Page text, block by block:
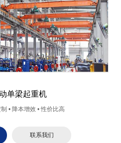
单梁起重机
• 降本增效 • 性价比高
联系我们